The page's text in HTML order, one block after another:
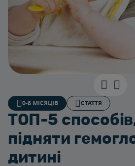
0-6 МІСЯЦІВ СТАТТЯ
ТОП-5
підняти
дитині